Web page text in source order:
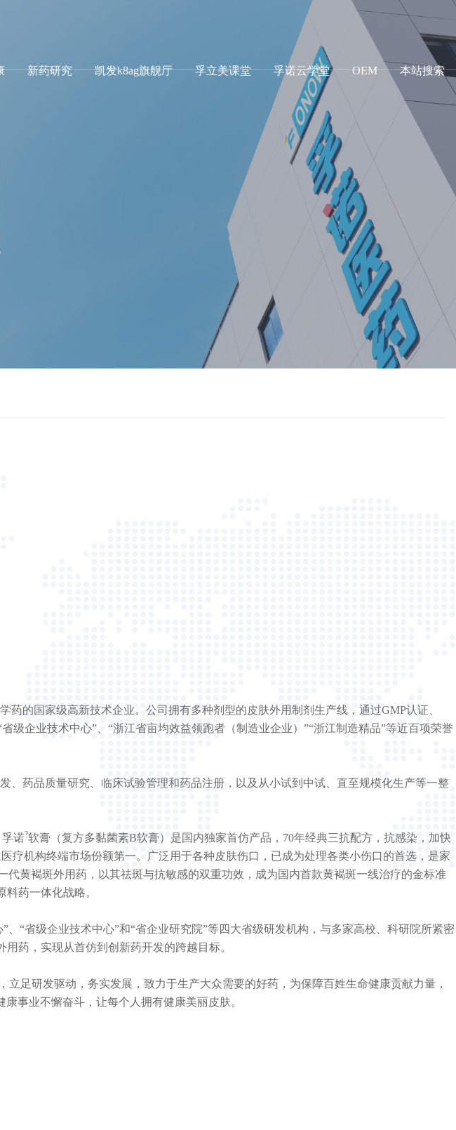
新药研究 凯发k8ag旗舰厅 孚立美课堂 孚诺云学堂 OEM 本站搜索
家级高新技术企业。公司拥有多种剂型的皮肤外用制剂生产线，通过GMP认证、
省级企业技术中心”、“浙江省亩均效益领跑者（制造业企业）”“浙江制造精品”等近百项荣誉
开发、药品质量研究、临床试验管理和药品注册，以及从小试到中试、直至规模化生产等一整
孚诺?软膏（复方多黏菌素B软膏） 是国内独家首仿产品， 70年经典三抗配方，抗感染，加快
机构终端市场份额第一。广泛用于各种皮肤伤口，已成为处理各类小伤口的首选，是家
褐斑外用药，以其祛斑与抗敏感的双重功效，成为国内首款黄褐斑一线治疗的金标准
一体化战略。
“省级企业技术中心”和“省企业研究院”等四大省级研发机构，与多家高校、科研院所紧密
，实现从首仿到创新药开发的跨越目标。
，立足研发驱动，务实发展，致力于生产大众需要的好药，为保障百姓生命健康贡献力量，
事业不懈奋斗，让每个人拥有健康美丽皮肤。